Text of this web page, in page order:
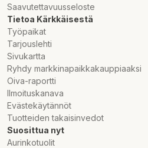
Saavutettavuusseloste
Tietoa Kärkkäisestä
Työpaikat
Tarjouslehti
Sivukartta
Ryhdy markkinapaikkakauppiaaksi
Oiva-raportti
Ilmoituskanava
Evästekäytännöt
Tuotteiden takaisinvedot
Suosittua nyt
Aurinkotuolit